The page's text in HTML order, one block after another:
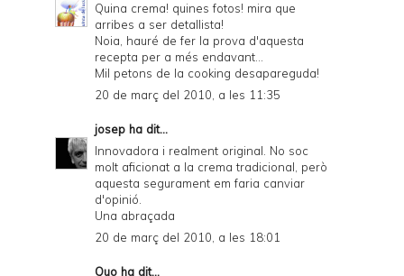
Quina crema! quines fotos! mira que
arribes a ser detallista!
Noia, hauré de fer la prova d'aquesta
recepta per a més endavant...
Mil petons de la cooking desapareguda!
20 de març del 2010, a les 11:35
josep ha dit...
Innovadora i realment original. No soc
molt aficionat a la crema tradicional, però
aquesta segurament em faria canviar
d'opinió.
Una abraçada
20 de març del 2010, a les 18:01
Quo ha dit...